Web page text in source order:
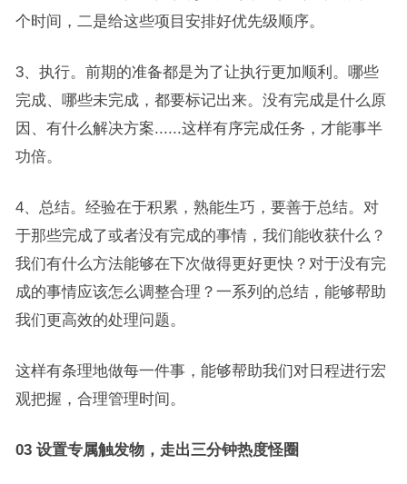
个时间，二是给这些项目安排好优先级顺序。
3、执行。前期的准备都是为了让执行更加顺利。哪些
完成、哪些未完成，都要标记出来。没有完成是什么原
因、有什么解决方案......这样有序完成任务，才能事半
功倍。
4、总结。经验在于积累，熟能生巧，要善于总结。对
于那些完成了或者没有完成的事情，我们能收获什么？
我们有什么方法能够在下次做得更好更快？对于没有完
成的事情应该怎么调整合理？一系列的总结，能够帮助
我们更高效的处理问题。
这样有条理地做每一件事，能够帮助我们对日程进行宏
观把握，合理管理时间。
03 设置专属触发物，走出三分钟热度怪圈